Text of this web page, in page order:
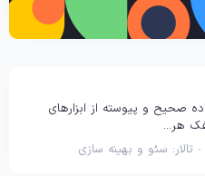
صحیح و پیوسته از ابزارهای
تالار: سئو و بهینه سازی